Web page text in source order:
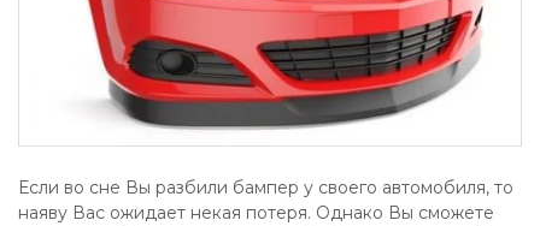
Если во сне Вы разбили бампер у своего автомобиля, то
наяву Вас ожидает некая потеря. Однако Вы сможете